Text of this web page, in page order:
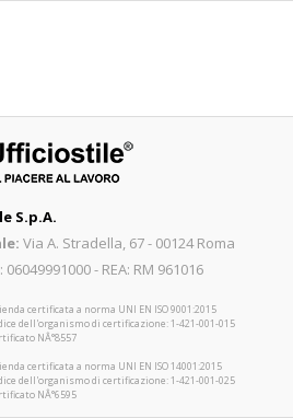
S.p.A.
Via A. Stradella, 67 - 00124 Roma
06049991000 - REA: RM 961016
certificata a norma UNI EN ISO 9001:2015
dell'organismo di certificazione: 1-421-001-015
NÂ°8557
certificata a norma UNI EN ISO 14001:2015
dell'organismo di certificazione: 1-421-001-025
NÂ°6595